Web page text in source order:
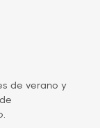
de verano y